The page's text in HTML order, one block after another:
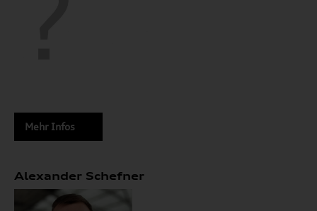
Mehr Infos
Alexander Schefner